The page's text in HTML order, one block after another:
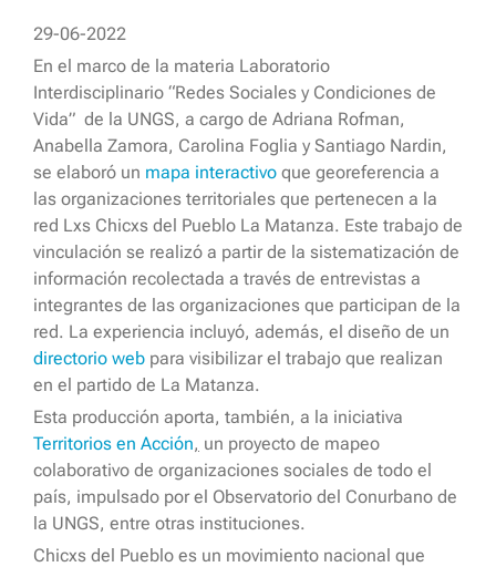
29-06-2022
En el marco de la materia Laboratorio
Interdisciplinario “Redes Sociales y Condiciones de
Vida” de la UNGS, a cargo de Adriana Rofman,
Anabella Zamora, Carolina Foglia y Santiago Nardin,
se elaboró un mapa interactivo que georeferencia a
las organizaciones territoriales que pertenecen a la
red Lxs Chicxs del Pueblo La Matanza. Este trabajo de
vinculación se realizó a partir de la sistematización de
información recolectada a través de entrevistas a
integrantes de las organizaciones que participan de la
red. La experiencia incluyó, además, el diseño de un
directorio web para visibilizar el trabajo que realizan
en el partido de La Matanza.
Esta producción aporta, también, a la iniciativa
Territorios en Acción, un proyecto de mapeo
colaborativo de organizaciones sociales de todo el
país, impulsado por el Observatorio del Conurbano de
la UNGS, entre otras instituciones.
Chicxs del Pueblo es un movimiento nacional que